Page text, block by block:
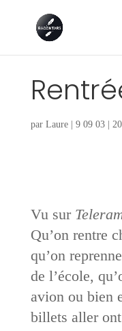
par Laure| 9 09 03|
Vu sur
Qu’on rentre
qu’on
de l’école,
avion ou bien
billets aller